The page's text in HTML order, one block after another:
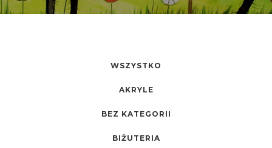
WSZYSTKO
AKRYLE
BEZ KATEGORII
BIŻUTERIA